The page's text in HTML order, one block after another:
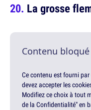
La grosse
Contenu
Ce contenu est fourni
devez accepter les
Modifiez ce choix à tout
de la Confidentialité" en